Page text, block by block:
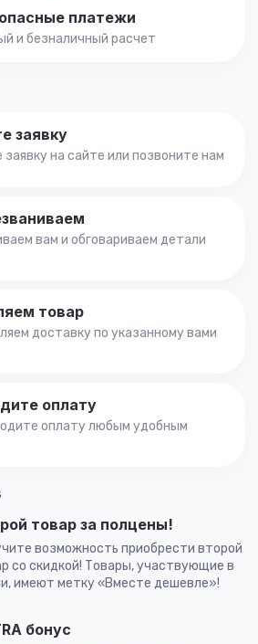
платежи
и безналичный расчет
заявку
заявку на сайте или позвоните нам
вам и обговариваем детали
товар
доставку по указанному вами
оплату
оплату любым удобным
товар за полцены!
возможность приобрести второй
со скидкой! Товары, участвующие в
имеют метку «Вместе дешевле»!
бонус